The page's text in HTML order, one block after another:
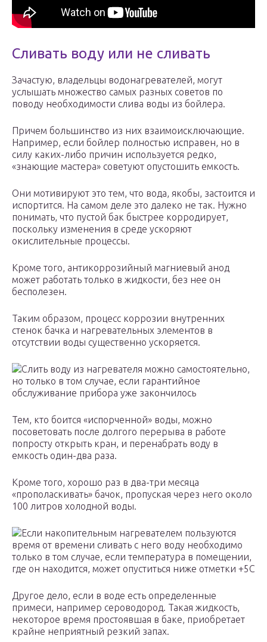
Сливать воду или не сливать
Зачастую, владельцы водонагревателей, могут
услышать множество самых разных советов по
поводу необходимости слива воды из бойлера.
Причем большинство из них взаимоисключающие.
Например, если бойлер полностью исправен, но в
силу каких-либо причин используется редко,
«знающие мастера» советуют опустошить емкость.
Они мотивируют это тем, что вода, якобы, застоится и
испортится. На самом деле это далеко не так. Нужно
понимать, что пустой бак быстрее корродирует,
поскольку изменения в среде ускоряют
окислительные процессы.
Кроме того, антикоррозийный магниевый анод
может работать только в жидкости, без нее он
бесполезен.
Таким образом, процесс коррозии внутренних
стенок бачка и нагревательных элементов в
отсутствии воды существенно ускоряется.
Слить воду из нагревателя можно самостоятельно,
но только в том случае, если гарантийное
обслуживание прибора уже закончилось
Тем, кто боится «испорченной» воды, можно
посоветовать после долгого перерыва в работе
попросту открыть кран, и перенабрать воду в
емкость один-два раза.
Кроме того, хорошо раз в два-три месяца
«прополаскивать» бачок, пропуская через него около
100 литров холодной воды.
Если накопительным нагревателем пользуются
время от времени сливать с него воду необходимо
только в том случае, если температура в помещении,
где он находится, может опуститься ниже отметки +5С
Другое дело, если в воде есть определенные
примеси, например сероводород. Такая жидкость,
некоторое время простоявшая в баке, приобретает
крайне неприятный резкий запах.